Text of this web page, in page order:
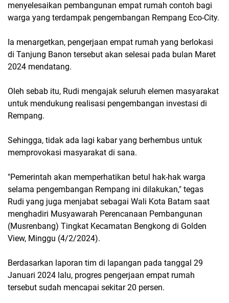
menyelesaikan pembangunan empat rumah contoh bagi
warga yang terdampak pengembangan Rempang Eco-City.
Ia menargetkan, pengerjaan empat rumah yang berlokasi
di Tanjung Banon tersebut akan selesai pada bulan Maret
2024 mendatang.
Oleh sebab itu, Rudi mengajak seluruh elemen masyarakat
untuk mendukung realisasi pengembangan investasi di
Rempang.
Sehingga, tidak ada lagi kabar yang berhembus untuk
memprovokasi masyarakat di sana.
"Pemerintah akan memperhatikan betul hak-hak warga
selama pengembangan Rempang ini dilakukan," tegas
Rudi yang juga menjabat sebagai Wali Kota Batam saat
menghadiri Musyawarah Perencanaan Pembangunan
(Musrenbang) Tingkat Kecamatan Bengkong di Golden
View, Minggu (4/2/2024).
Berdasarkan laporan tim di lapangan pada tanggal 29
Januari 2024 lalu, progres pengerjaan empat rumah
tersebut sudah mencapai sekitar 20 persen.